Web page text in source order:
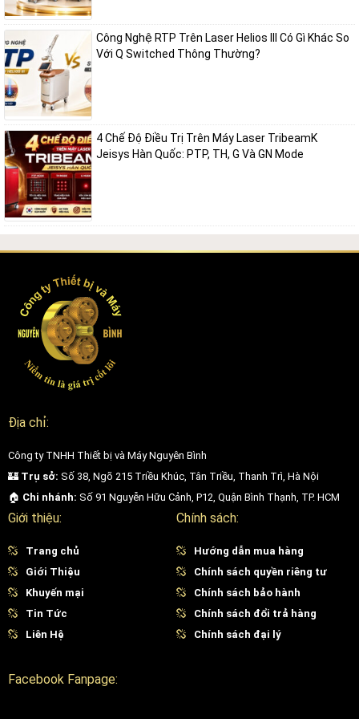
việc kiểm soát năng lượng chính xác cũng giúp giảm nguy cơ tăng
sắc tố sau viêm, đặc biệt phù hợp với làn da châu Á.
Trẻ hóa da không xâm lấn
Bên cạnh khả năng xử lý sắc tố, Revlite SI còn mang lại hiệu quả trẻ
hóa da rõ rệt nhờ kích thích tăng sinh collagen và elastin trong lớp
trung bì. Đây là hai yếu tố quan trọng giúp duy trì độ đàn hồi và sự
săn chắc của làn da.
Sau một liệu trình, làn da có thể trở nên mịn màng hơn, lỗ chân lông
được thu nhỏ và các nếp nhăn li ti được cải thiện đáng kể. Đặc biệt,
phương pháp này không gây bong tróc mạnh hay tổn thương bề mặt
da, giúp khách hàng không cần nghỉ dưỡng mà vẫn đạt được hiệu
Hỗ trợ điều trị sẹo mụn và cải thiện kết cấu da
Revlite SI còn được ứng dụng trong việc hỗ trợ điều trị sẹo mụn, sẹo
thâm và các vấn đề về kết cấu da không đồng đều. Nhờ khả năng
kích thích tái tạo tế bào da mới, thiết bị giúp làm đầy dần các vùng
sẹo lõm nhẹ và cải thiện bề mặt da theo thời gian.
Bên cạnh đó, việc tăng cường tuần hoàn và tái tạo mô cũng góp
phần làm mờ vết thâm sau mụn, mang lại làn da khỏe mạnh, đều
cải thiện làn da một cách an toàn, nhẹ nhàng nhưng vẫn đạt hiệu
quả lâu dài.
Công Nghệ RTP Trên Laser Helios III Có Gì Khác So
Với Q Switched Thông Thường?
4 Chế Độ Điều Trị Trên Máy Laser TribeamK
Jeisys Hàn Quốc: PTP, TH, G Và GN Mode
Địa chỉ:
Công ty TNHH Thiết bị và Máy Nguyên Bình
🏰 Trụ sở: Số 38, Ngõ 215 Triều Khúc, Tân Triều, Thanh Trì, Hà Nội
🏠 Chi nhánh: Số 91 Nguyễn Hữu Cảnh, P12, Quận Bình Thạnh, TP. HCM
Giới thiệu:
Trang chủ
Giới Thiệu
Khuyến mại
Tin Tức
Liên Hệ
Chính sách:
Hướng dẫn mua hàng
Chính sách quyền riêng tư
Chính sách bảo hành
Chính sách đổi trả hàng
Chính sách đại lý
Facebook Fanpage: